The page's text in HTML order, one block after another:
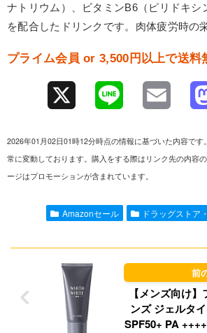
ナトリウム）、ビタミンB6（ピリドキシ
を配合したドリンクです。肉体疲労時の
プライム会員 or 3,500円以上で送料
e
l
2026年01月02日01時12分時点の情報に基づいた内容で
常に変動しております。購入をする際はリンク先の内容
ージはプロモーションが含まれています。
Amazonセール ドラッグストア
【メンズ向け
ンズ ジェルタ
SPF50+ PA